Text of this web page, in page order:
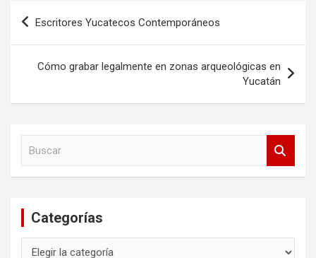
Navegación
de
Escritores Yucatecos Contemporáneos
Cómo grabar legalmente en zonas arqueológicas en
Yucatán
Categorías